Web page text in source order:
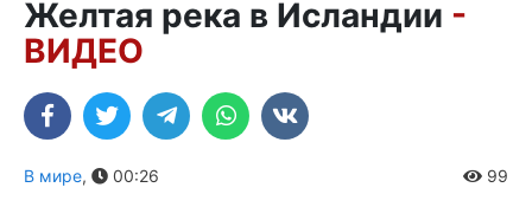
Желтая река в Исландии -
ВИДЕО
В мире, 00:26 99